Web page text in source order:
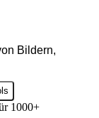
Bildern,